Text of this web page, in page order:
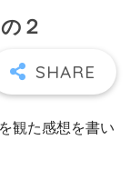
２
観た感想を書い